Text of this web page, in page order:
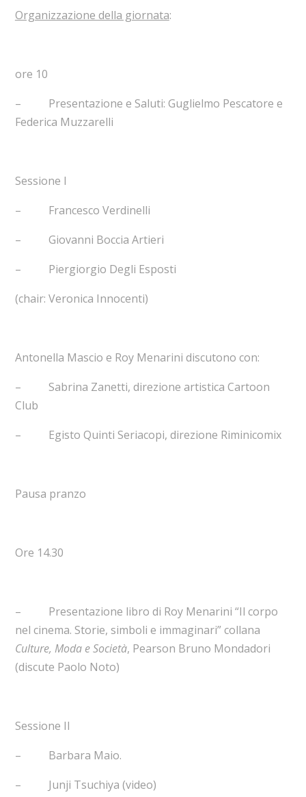
Organizzazione della giornata:
ore 10
– Presentazione e Saluti: Guglielmo Pescatore e
Federica Muzzarelli
Sessione I
– Francesco Verdinelli
– Giovanni Boccia Artieri
– Piergiorgio Degli Esposti
(chair: Veronica Innocenti)
Antonella Mascio e Roy Menarini discutono con:
– Sabrina Zanetti, direzione artistica Cartoon
Club
– Egisto Quinti Seriacopi, direzione Riminicomix
Pausa pranzo
Ore 14.30
– Presentazione libro di Roy Menarini “Il corpo
nel cinema. Storie, simboli e immaginari” collana
Culture, Moda e Società, Pearson Bruno Mondadori
(discute Paolo Noto)
Sessione II
– Barbara Maio.
– Junji Tsuchiya (video)